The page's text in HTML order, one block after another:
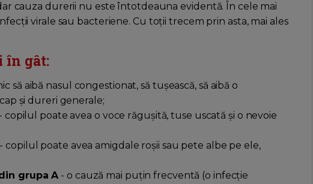
cauza durerii nu este întotdeauna evidentă. În cele mai
virale sau bacteriene. Cu toții trecem prin asta, mai ales
în gât:
să aibă nasul congestionat, să tușească, să aibă o
și dureri generale;
copilul poate avea o voce răgușită, tuse uscată și o nevoie
copilul poate avea amigdale roșii sau pete albe pe ele,
grupa A- o cauză mai puțin frecventă (o infecție